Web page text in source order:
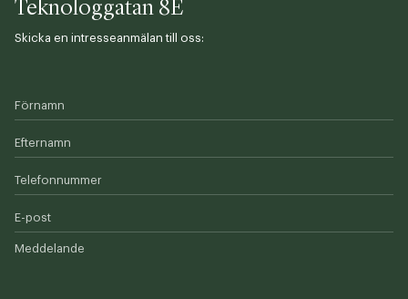
Teknologgatan 8E
Skicka en intresseanmälan till oss:
Förnamn
Efternamn
Telefonnummer
E-post
Meddelande